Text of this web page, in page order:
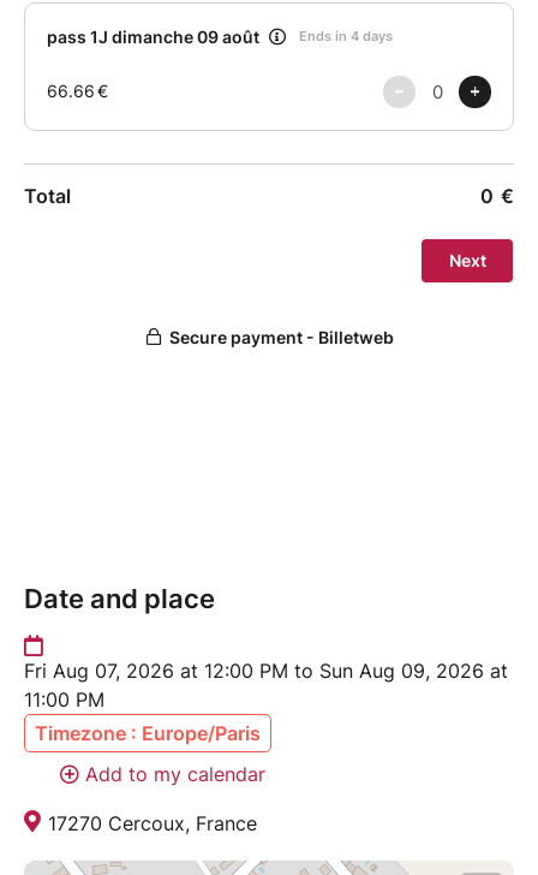
Date and place
Fri Aug 07, 2026 at 12:00 PM to Sun Aug 09, 2026 at
11:00 PM
Timezone : Europe/Paris
Add to my calendar
17270 Cercoux, France